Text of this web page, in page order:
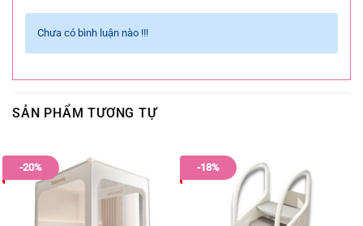
Chưa có bình luận nào !!!
SẢN PHẨM TƯƠNG TỰ
-20% -18%